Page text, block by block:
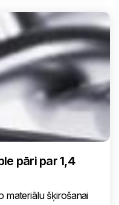
pāri par 1,4
materiālu šķirošanai